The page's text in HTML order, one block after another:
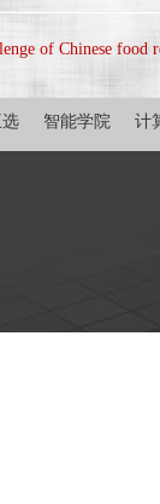
of Chinese food
智能学院 计